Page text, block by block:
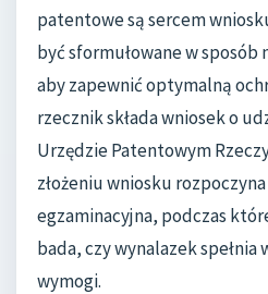
patentowe są sercem
być sformułowane w
aby zapewnić optymalną
rzecznik składa wniosek o
Urzędzie Patentowym
złożeniu wniosku
egzaminacyjna, podczas
bada, czy wynalazek
wymogi.